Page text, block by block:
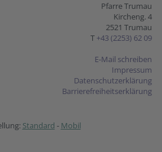
Pfarre Trumau
Kircheng. 4
2521 Trumau
T +43 (2253) 62 09
E-Mail schreiben
Impressum
Datenschutzerklärung
Barrierefreiheitserklärung
Standard - Mobil